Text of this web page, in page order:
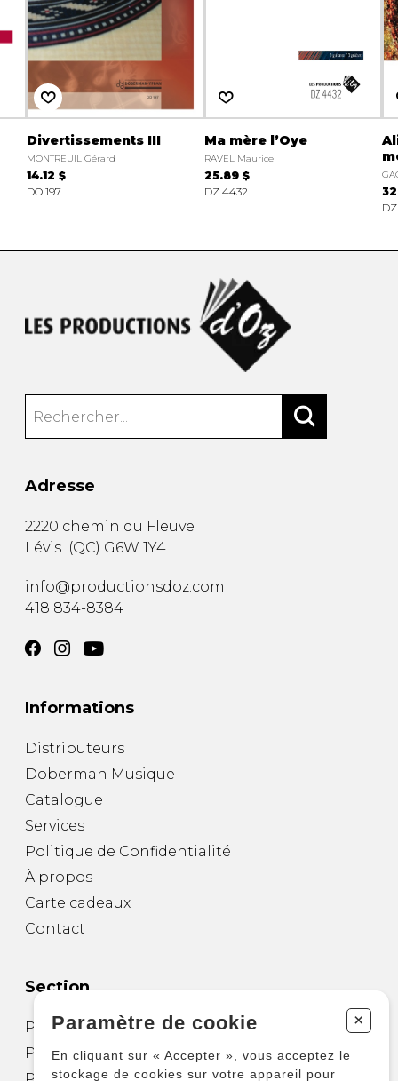
Divertissements III
MONTREUIL Gérard
14.12 $
DO 197
Ma mère l’Oye
RAVEL Maurice
25.89 $
DZ 4432
Adresse
2220 chemin du Fleuve
Lévis (QC) G6W 1Y4
info@productionsdoz.com
418 834-8384
Informations
Distributeurs
Doberman Musique
Catalogue
Services
Politique de Confidentialité
À propos
Carte cadeaux
Contact
Section
Partitions pour guitare
Partitions pour autres instruments
Paramètre de cookie +
En cliquant sur « Accepter », vous acceptez le
stockage de cookies sur votre appareil pour